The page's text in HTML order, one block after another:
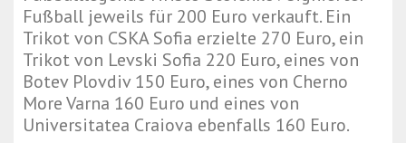
Fußball jeweils für 200 Euro verkauft. Ein
Trikot von CSKA Sofia erzielte 270 Euro, ein
Trikot von Levski Sofia 220 Euro, eines von
Botev Plovdiv 150 Euro, eines von Cherno
More Varna 160 Euro und eines von
Universitatea Craiova ebenfalls 160 Euro.